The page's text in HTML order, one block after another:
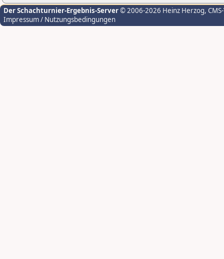
Der Schachturnier-Ergebnis-Server© 2006-2026 Heinz Herzog,
Impressum / Nutzungsbedingungen